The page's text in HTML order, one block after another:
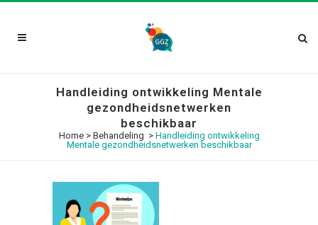
Handleiding ontwikkeling Mentale
gezondheidsnetwerken
beschikbaar
Home> Behandeling > Handleiding ontwikkeling
Mentale gezondheidsnetwerken beschikbaar